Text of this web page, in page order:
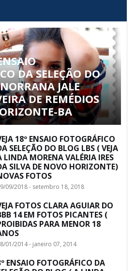
DA SELEÇÃO DO
JALE
DE REMÉDIOS
BA
18º ENSAIO FOTOGRÁFICO
SELEÇÃO DO BLOG LBS ( VEJA
LINDA MORENA VALÉRIA IRES
SILVA DE NOVO HORIZONTE)
FOTOS
09/2018 - setembro 18, 2018
FOTOS CLARA AGUIAR DO
14 EM FOTOS PICANTES (
PARA MENOR 18
01/2014 - janeiro 07, 2014
ENSAIO FOTOGRÁFICO DA